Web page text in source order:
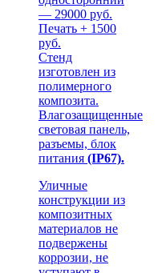
— 29000 руб.
Печать + 1500
руб.
Стенд
изготовлен из
полимерного
композита.
Влагозащищенные
световая панель,
разъемы, блок
питания (IP67).
Уличные
конструкции из
композитных
материалов не
подвержены
коррозии, не